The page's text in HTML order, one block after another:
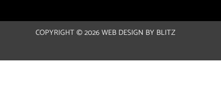
COPYRIGHT © 2026WEB DESIGN BY BLITZ